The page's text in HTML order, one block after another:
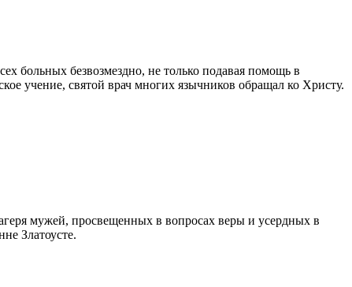
больных безвозмездно, не только подавая помощь в
учение, святой врач многих язычников обращал ко Христу.
мужей, просвещенных в вопросах веры и усердных в
Златоусте.